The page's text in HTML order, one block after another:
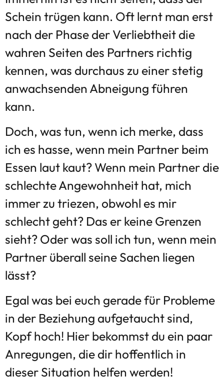
Schein trügen kann. Oft lernt man erst
nach der Phase der Verliebtheit die
wahren Seiten des Partners richtig
kennen, was durchaus zu einer stetig
anwachsenden Abneigung führen
kann.
Doch, was tun, wenn ich merke, dass
ich es hasse, wenn mein Partner beim
Essen laut kaut? Wenn mein Partner die
schlechte Angewohnheit hat, mich
immer zu triezen, obwohl es mir
schlecht geht? Das er keine Grenzen
sieht? Oder was soll ich tun, wenn mein
Partner überall seine Sachen liegen
lässt?
Egal was bei euch gerade für Probleme
in der Beziehung aufgetaucht sind,
Kopf hoch! Hier bekommst du ein paar
Anregungen, die dir hoffentlich in
dieser Situation helfen werden!